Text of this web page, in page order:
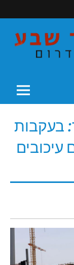
בעקבות
עיכובים